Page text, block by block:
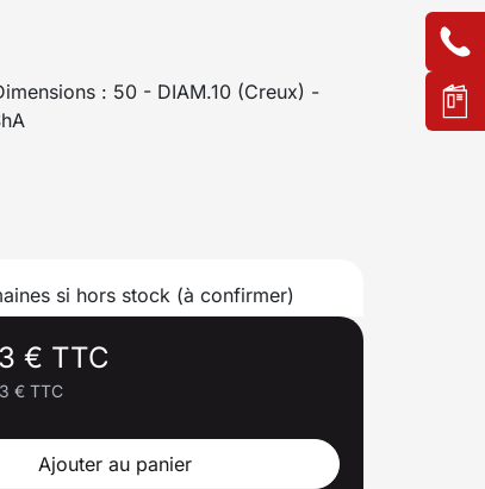
: 50 - DIAM.10 (Creux) -
si hors stock (à confirmer)
€ TTC
€ TTC
Ajouter au panier